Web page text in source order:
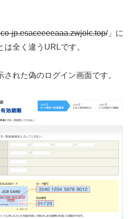
jp.esaceeeeaaa.zwjolc.top/」に
全く違うURLです。
された偽のログイン画面です。